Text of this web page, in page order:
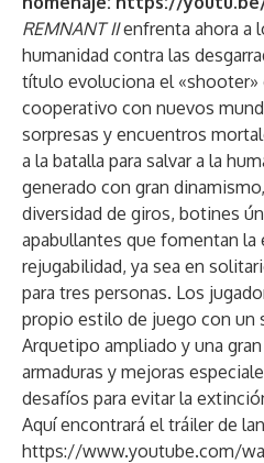
REMNANT IIenfrenta ahora a
humanidad contra las
título evoluciona el «shooter»
cooperativo con nuevos
sorpresas y encuentros
a la batalla para salvar a la
generado con gran
diversidad de giros, botines
apabullantes que fomentan la
rejugabilidad, ya sea en
para tres personas. Los
propio estilo de juego con un
Arquetipo ampliado y una
armaduras y mejoras
desafíos para evitar la
Aquí encontrará el tráiler de
https://www.youtube.com/